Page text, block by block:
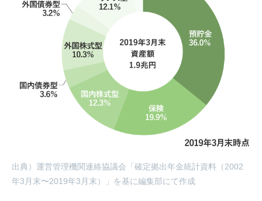
出典）運営管理機関連絡協議会「確定拠出年金統計資料（2002
年3月末〜2019年3月末）」を基に編集部にて作成